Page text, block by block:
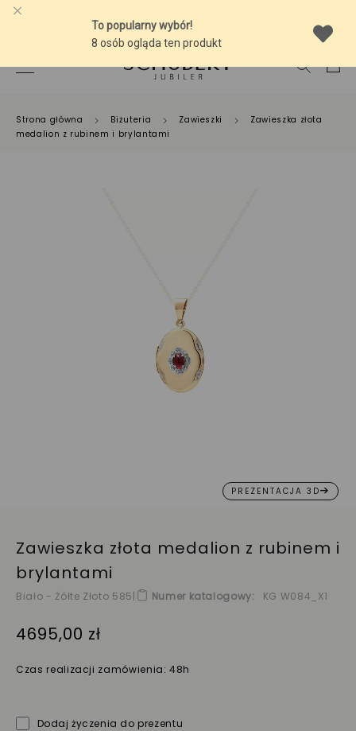
Strona główna Biżuteria Zawieszki
Zawieszka złota
medalion z rubinem i brylantami
PREZENTACJA 3D
Zawieszka złota medalion z rubinem i
brylantami
Biało - Żółte Złoto 585| Numer katalogowy KG W084_X1
4695,00 zł
Czas realizacji zamówienia: 48h
Dodaj życzenia do prezentu